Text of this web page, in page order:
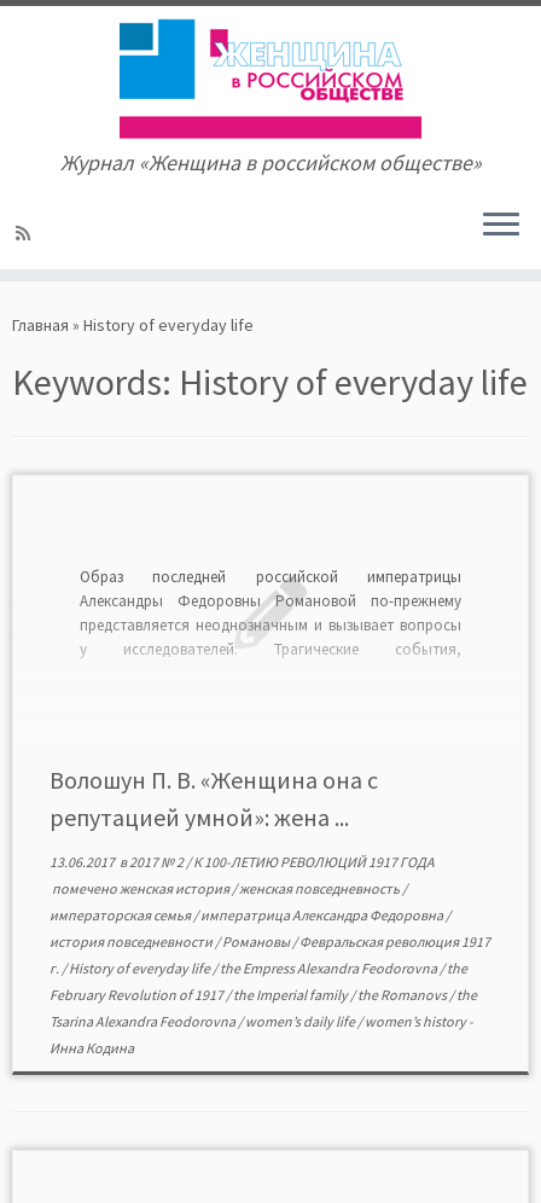
to
Журнал «Женщина в российском обществе»
Главная » History of everyday life
Keywords: History of everyday life
Образ последней российской императрицы
Александры Федоровны Романовой по-прежнему
представляется неоднозначным и вызывает вопросы
у исследователей. Трагические события,
таким событием стала Февральская революция и
отречение от престола […]
Волошун П. В. «Женщина она с
репутацией умной»: жена ...
13.06.2017в2017 № 2/К 100-ЛЕТИЮ РЕВОЛЮЦИЙ 1917 ГОДА
помеченоженская история/женская повседневность /
императорская семья/императрица Александра Федоровна/
история повседневности /Романовы/Февральская революция 1917
г. /History of everyday life/the Empress Alexandra Feodorovna/the
February Revolution of 1917/the Imperial family/the Romanovs/the
Tsarina Alexandra Feodorovna/women’s daily life/women’s history-
Инна Кодина